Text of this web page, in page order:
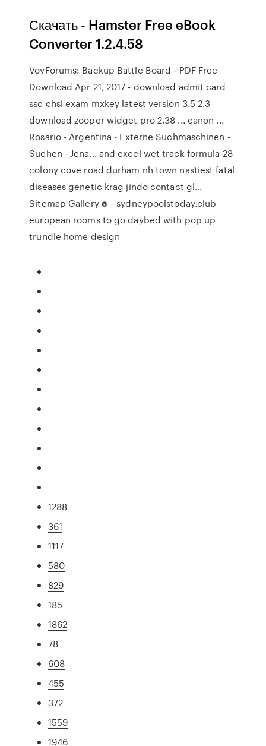
Скачать - Hamster Free eBook
Converter 1.2.4.58
VoyForums: Backup Battle Board - PDF Free
Download Apr 21, 2017 - download admit card
ssc chsl exam mxkey latest version 3.5 2.3
download zooper widget pro 2.38 ... canon ...
Rosario - Argentina - Externe Suchmaschinen -
Suchen - Jena… and excel wet track formula 28
colony cove road durham nh town nastiest fatal
diseases genetic krag jindo contact gl...
Sitemap Gallerye– sydneypoolstoday.club
european rooms to go daybed with pop up
trundle home design
1288
361
1117
580
829
185
1862
78
608
455
372
1559
1946